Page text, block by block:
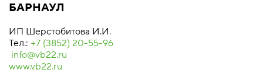
БАРНАУЛ
ИП Шерстобитова И.И.
Тел.: +7 (3852) 20-55-96
info@vb22.ru
www.vb22.ru